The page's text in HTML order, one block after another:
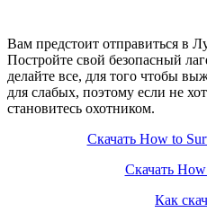
Вам предстоит отправиться в
Постройте свой безопасный
делайте все, для того чтобы
для слабых, поэтому если не
становитесь охотником.
Скачать How to
Скачать
Как